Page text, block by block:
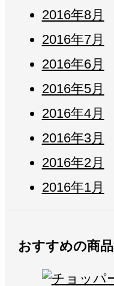
2016年8月
2016年7月
2016年6月
2016年5月
2016年4月
2016年3月
2016年2月
2016年1月
おすすめの商品